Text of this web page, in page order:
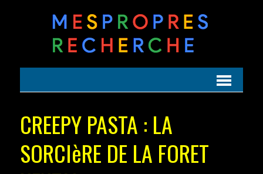
CREEPY PASTA : LA
SORCIèRE DE LA FORET